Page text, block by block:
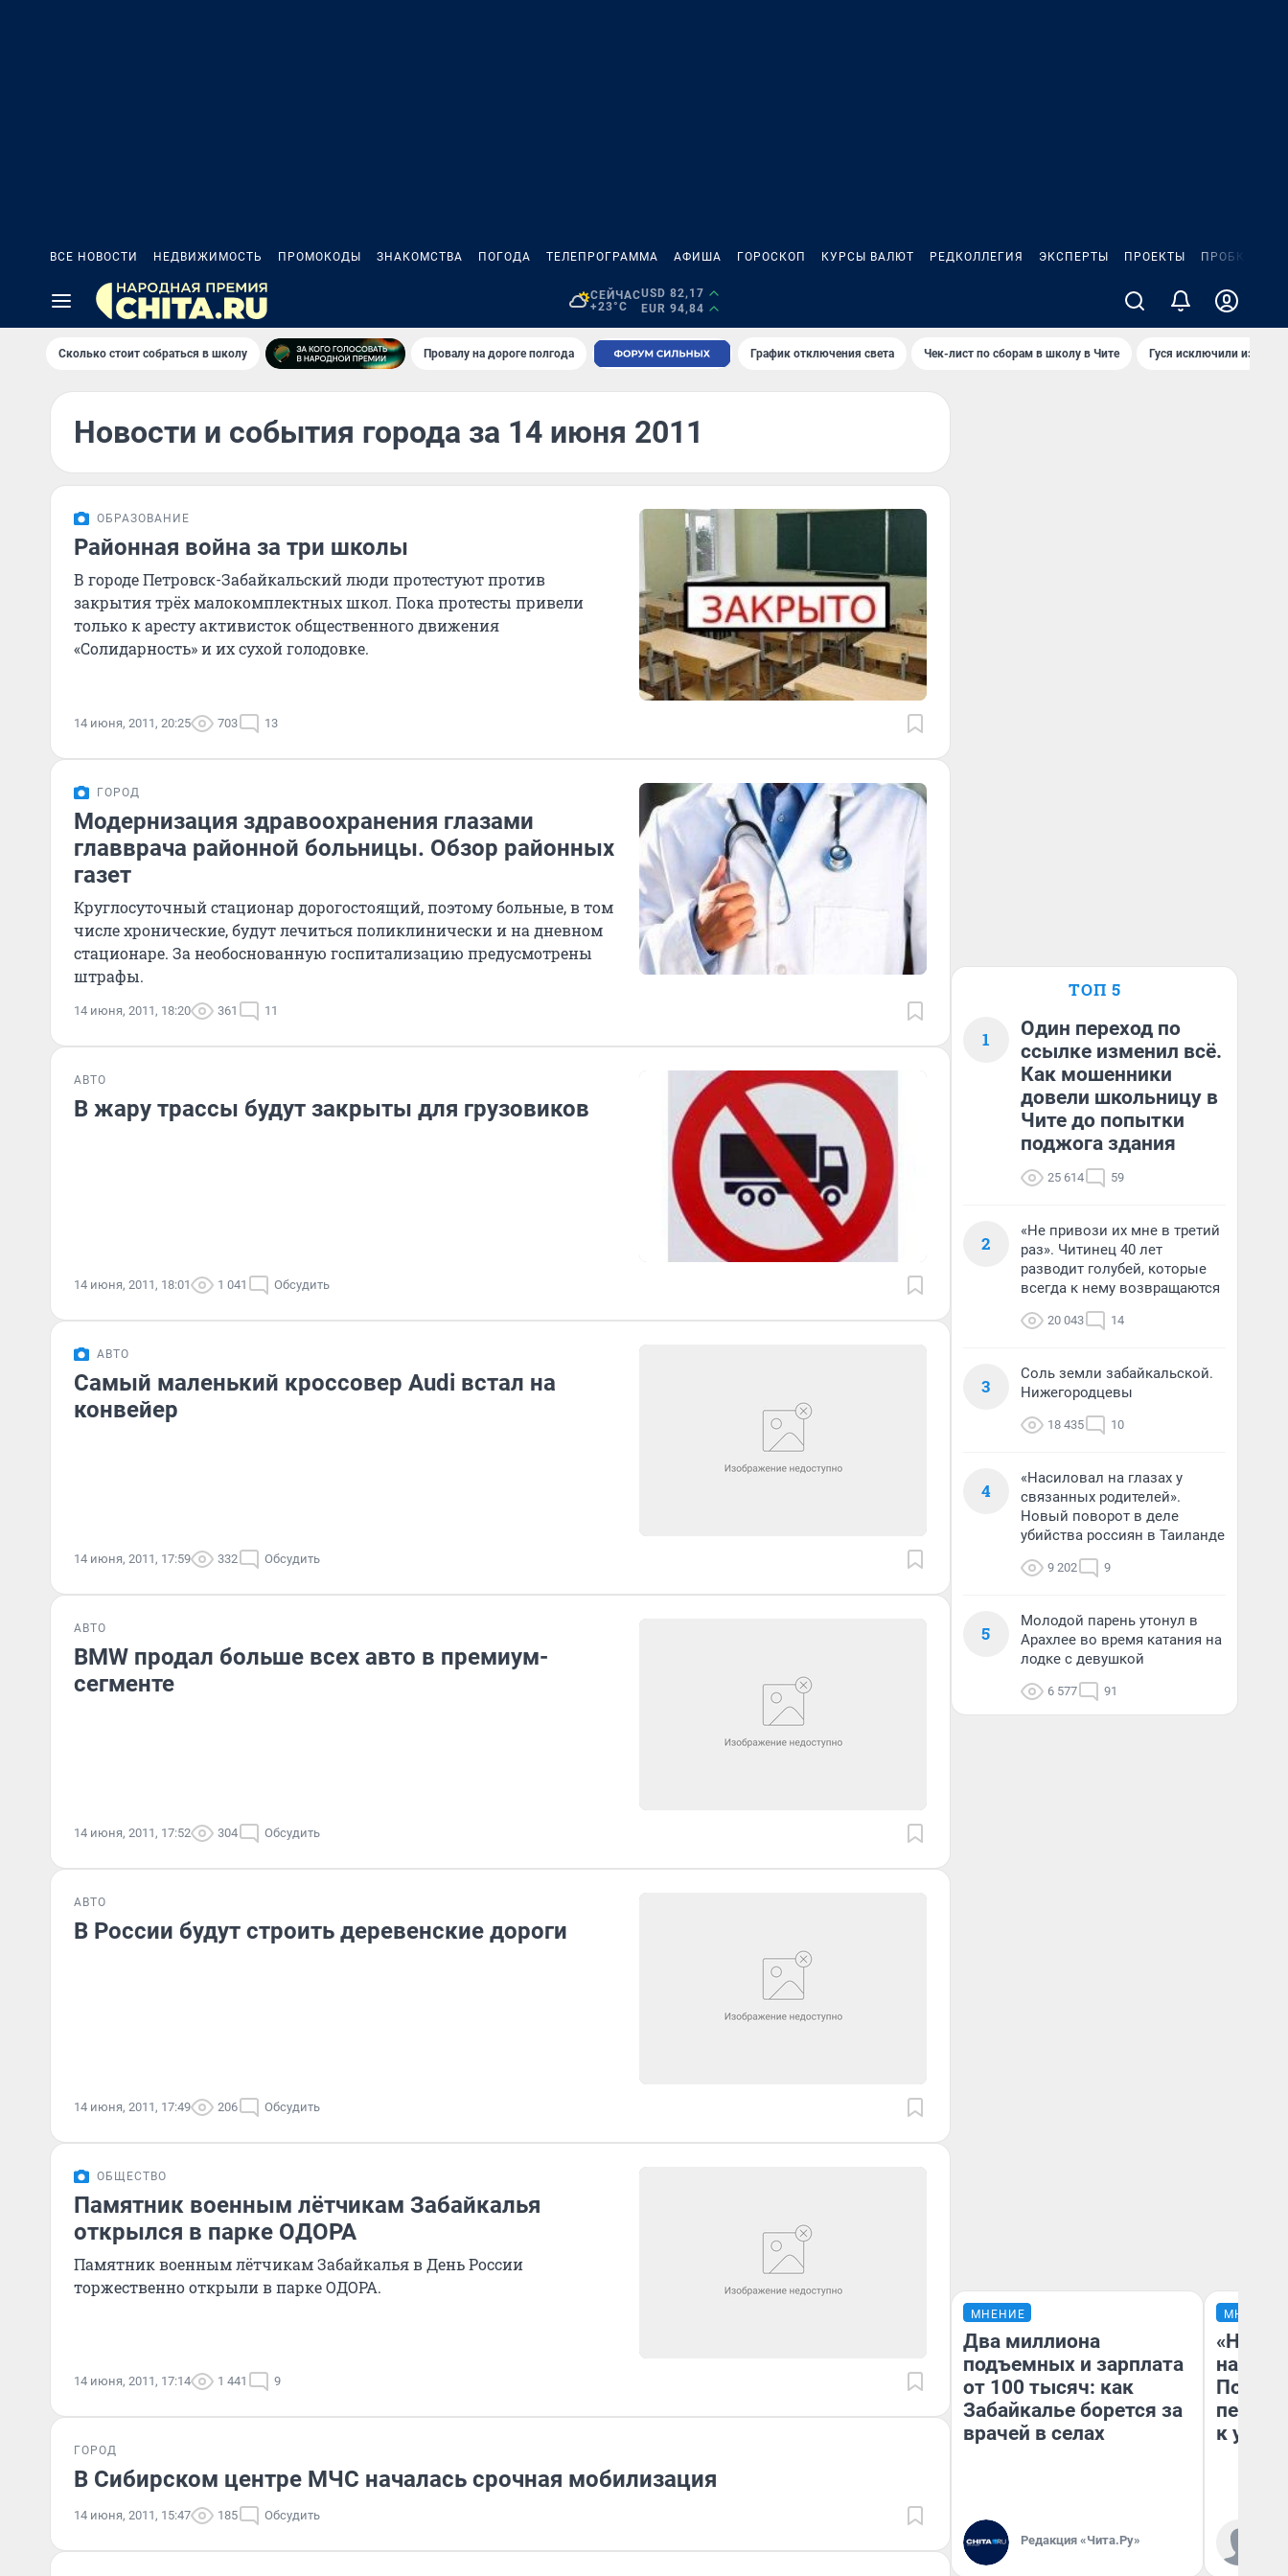
ВСЕ НОВОСТИ НЕДВИЖИМОСТЬ ПРОМОКОДЫ ЗНАКОМСТВА ПОГОДА ТЕЛЕПРОГРАММА АФИША ГОРОСКОП КУРСЫ ВАЛЮТ РЕДКОЛЛЕГИЯ ЭКСПЕРТЫ ПРОЕКТЫ ПРОБКИ
СЕЙЧАС
+23°C
USD 82,17
EUR 94,84
Сколько стоит собраться в школу Провалу на дороге полгода График отключения света Чек-лист по сборам в школу в Чите Гуся исключили из
Новости и события города за 14 июня 2011
ОБРАЗОВАНИЕ
Районная война за три школы
В городе Петровск-Забайкальский люди протестуют против
закрытия трёх малокомплектных школ. Пока протесты привели
только к аресту активисток общественного движения
«Солидарность» и их сухой голодовке.
14 июня, 2011, 20:25 703 13
ГОРОД
Модернизация здравоохранения глазами
главврача районной больницы. Обзор районных
газет
Круглосуточный стационар дорогостоящий, поэтому больные, в том
числе хронические, будут лечиться поликлинически и на дневном
стационаре. За необоснованную госпитализацию предусмотрены
штрафы.
14 июня, 2011, 18:20 361 11
АВТО
В жару трассы будут закрыты для грузовиков
14 июня, 2011, 18:01 1 041 Обсудить
АВТО
Самый маленький кроссовер Audi встал на
конвейер
14 июня, 2011, 17:59 332 Обсудить
АВТО
BMW продал больше всех авто в премиум-
сегменте
14 июня, 2011, 17:52 304 Обсудить
АВТО
В России будут строить деревенские дороги
14 июня, 2011, 17:49 206 Обсудить
ОБЩЕСТВО
Памятник военным лётчикам Забайкалья
открылся в парке ОДОРА
Памятник военным лётчикам Забайкалья в День России
торжественно открыли в парке ОДОРА.
14 июня, 2011, 17:14 1 441 9
ГОРОД
В Сибирском центре МЧС началась срочная мобилизация
14 июня, 2011, 15:47 185 Обсудить
ТОП 5
1
Один переход по
ссылке изменил всё.
Как мошенники
довели школьницу в
Чите до попытки
поджога здания
25 614 59
2
«Не привози их мне в третий
раз». Читинец 40 лет
разводит голубей, которые
всегда к нему возвращаются
20 043 14
3
Соль земли забайкальской.
Нижегородцевы
18 435 10
4
«Насиловал на глазах у
связанных родителей».
Новый поворот в деле
убийства россиян в Таиланде
9 202 9
5
Молодой парень утонул в
Арахлее во время катания на
лодке с девушкой
6 577 91
МНЕНИЕ
Два миллиона
подъемных и зарплата
от 100 тысяч: как
Забайкалье борется за
врачей в селах
Редакция «Чита.Ру»
МНЕНИЕ
«Надо
надо
к